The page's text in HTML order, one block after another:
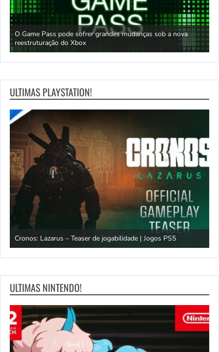
O Game Pass pode sofrer grandes mudanças sob a nova
reestruturação do Xbox
ULTIMAS PLAYSTATION!
Cronos: Lazarus – Teaser de jogabilidade | Jogos PS5
ULTIMAS NINTENDO!